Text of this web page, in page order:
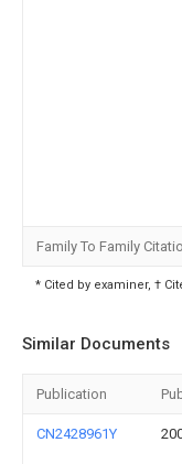
Family To Family
* Cited by examiner, †
Similar Documents
Publication
CN2428961Y